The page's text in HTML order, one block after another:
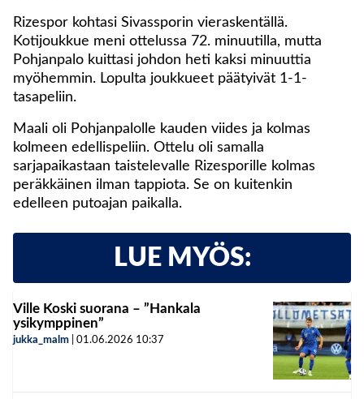
Rizespor kohtasi Sivassporin vieraskentällä.
Kotijoukkue meni ottelussa 72. minuutilla, mutta
Pohjanpalo kuittasi johdon heti kaksi minuuttia
myöhemmin. Lopulta joukkueet päätyivät 1-1-
tasapeliin.
Maali oli Pohjanpalolle kauden viides ja kolmas
kolmeen edellispeliin. Ottelu oli samalla
sarjapaikastaan taistelevalle Rizesporille kolmas
peräkkäinen ilman tappiota. Se on kuitenkin
edelleen putoajan paikalla.
LUE MYÖS:
Ville Koski suorana – ”Hankala
ysikymppinen”
jukka_malm 01.06.2026 10:37